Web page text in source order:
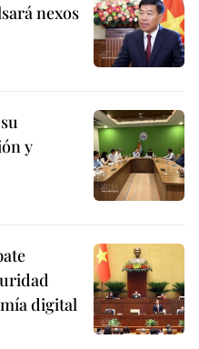
nexos
y
digital